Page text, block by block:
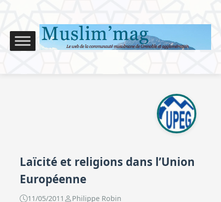
Laïcité et religions dans l’Union
Européenne
11/05/2011 Philippe Robin